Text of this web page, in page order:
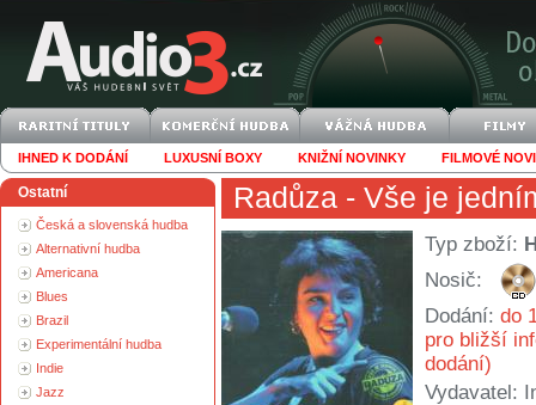
IHNED K DODÁNÍ LUXUSNÍ BOXY KNIŽNÍ NOVINKY FILMOVÉ
Ostatní
Česká a slovenská hudba
Alternativní hudba
Americana
Blues
Brazil
Experimentální hudba
Indie
Jazz
Radůza - Vše je
Typ zboží:
Nosič:
Dodání: do
pro bližší
dodání)
Vydavatel: